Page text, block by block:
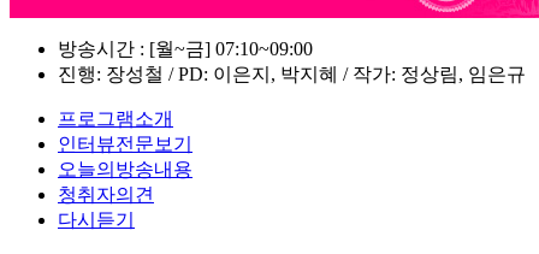
방송시간 : [월~금] 07:10~09:00
진행: 장성철 / PD: 이은지, 박지혜 / 작가: 정상림, 임은규
프로그램소개
인터뷰전문보기
오늘의방송내용
청취자의견
다시듣기